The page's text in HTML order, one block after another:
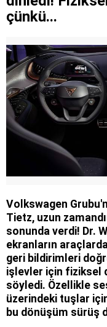
çünkü...
Volkswagen
Tietz, uzun
sonunda verdi! Dr.
ekranların araçlarda
geri bildirimleri
işlevler için fiziksel
söyledi. Özellikle
üzerindeki tuşlar
bu dönüşüm sürüş